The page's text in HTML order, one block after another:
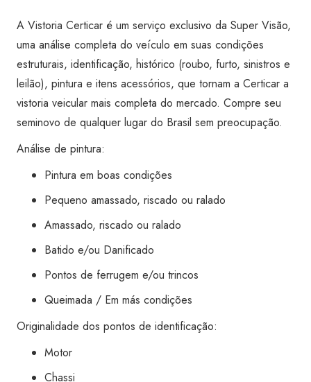
R$450,00.R$410,00.
Taubaté
Auto
quantidade
A Vistoria Certicar é um serviço exclusivo da Super Visão,
uma análise completa do veículo em suas condições
estruturais, identificação, histórico (roubo, furto, sinistros e
leilão), pintura e itens acessórios, que tornam a Certicar a
vistoria veicular mais completa do mercado. Compre seu
seminovo de qualquer lugar do Brasil sem preocupação.
Análise de pintura:
Pintura em boas condições
Pequeno amassado, riscado ou ralado
Amassado, riscado ou ralado
Batido e/ou Danificado
Pontos de ferrugem e/ou trincos
Queimada / Em más condições
Originalidade dos pontos de identificação:
Motor
Chassi